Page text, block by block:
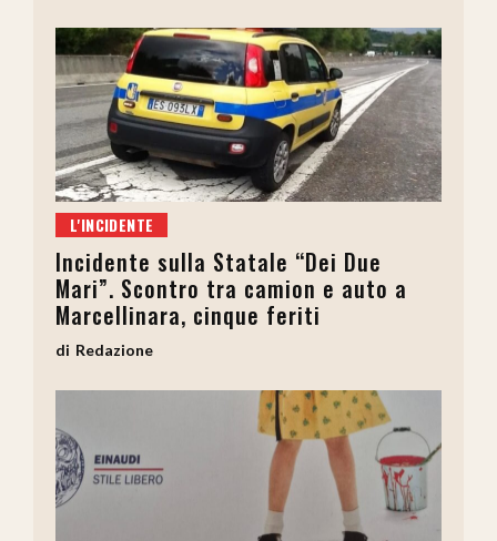
L'INCIDENTE
Incidente sulla Statale “Dei Due
Mari”. Scontro tra camion e auto a
Marcellinara, cinque feriti
Redazione